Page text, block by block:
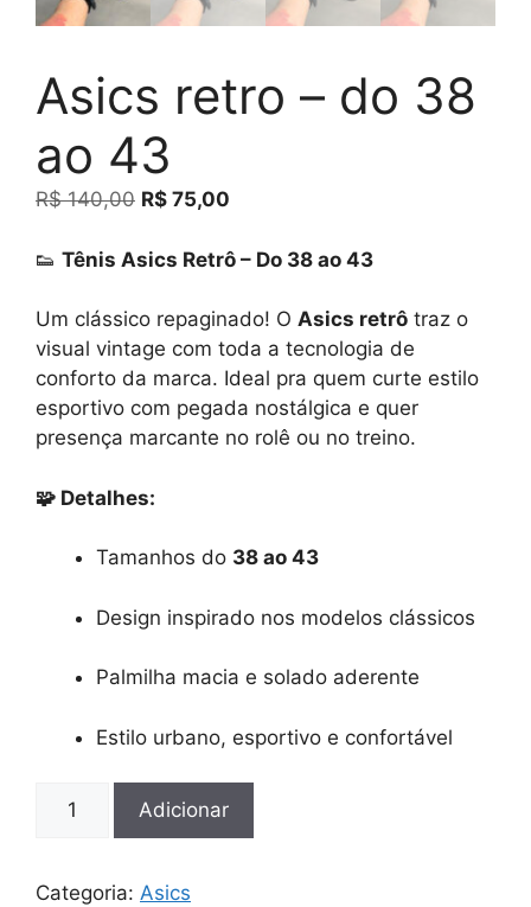
Asics retro – do 38
ao 43
R$140,00 O
original
R$ 140,00.
R$ 75,00
atual
R$ 75,00.
👟 Tênis Asics Retrô – Do 38 ao 43
Um clássico repaginado! O Asics retrô traz o
visual vintage com toda a tecnologia de
conforto da marca. Ideal pra quem curte estilo
esportivo com pegada nostálgica e quer
presença marcante no rolê ou no treino.
🧩 Detalhes:
Tamanhos do 38 ao 43
Design inspirado nos modelos clássicos
Palmilha macia e solado aderente
Estilo urbano, esportivo e confortável
Quantidade
retro
Adicionar
Categoria: Asics